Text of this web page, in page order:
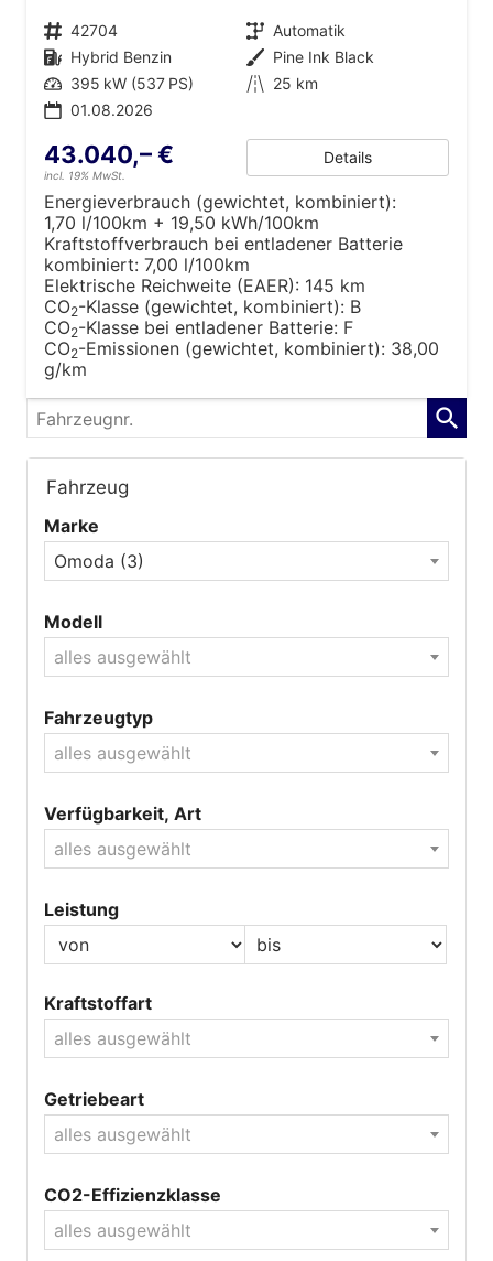
Fahrzeugnr. 42704 Getriebe Automatik
Kraftstoff Hybrid Benzin Außenfarbe Pine Ink Black
Leistung 395 kW (537 PS) Kilometerstand 25 km
01.08.2026
43.040,– €
incl. 19% MwSt.
Details
Energieverbrauch (gewichtet, kombiniert):
1,70 l/100km + 19,50 kWh/100km
Kraftstoffverbrauch bei entladener Batterie
kombiniert: 7,00 l/100km
Elektrische Reichweite (EAER): 145 km
CO2-Klasse (gewichtet, kombiniert): B
CO2-Klasse bei entladener Batterie: F
CO2-Emissionen (gewichtet, kombiniert): 38,00
g/km
Fahrzeugnr.
Fahrzeug
Marke
Omoda (3)
Modell
alles ausgewählt
Fahrzeugtyp
alles ausgewählt
Verfügbarkeit, Art
alles ausgewählt
Leistung
Kraftstoffart
alles ausgewählt
Getriebeart
alles ausgewählt
CO2-Effizienzklasse
alles ausgewählt